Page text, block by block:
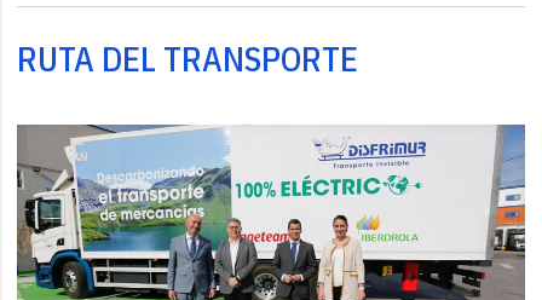
RUTA DEL TRANSPORTE